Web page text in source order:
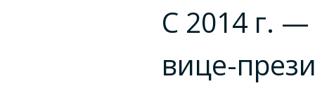
С 2014 г.
вице-